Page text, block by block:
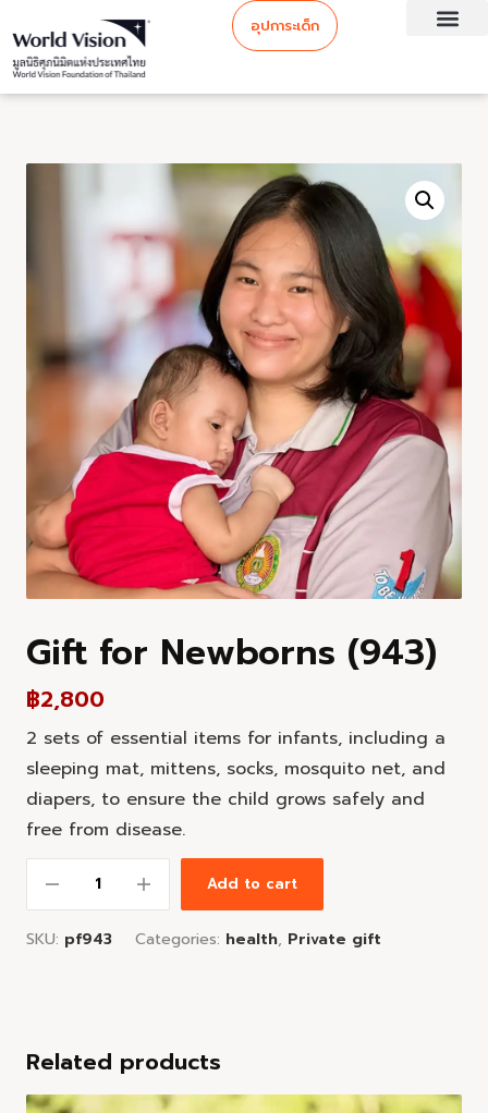
อุปการะเด็ก
Gift for Newborns (943)
฿2,800
2 sets of essential items for infants, including a
sleeping mat, mittens, socks, mosquito net, and
diapers, to ensure the child grows safely and
free from disease.
Add to cart
SKU: pf943 Categories: health, Private gift
Related products